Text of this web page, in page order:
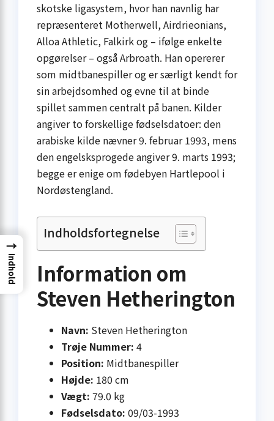
skotske ligasystem, hvor han navnlig har
repræsenteret Motherwell, Airdrieonians,
Alloa Athletic, Falkirk og – ifølge enkelte
opgørelser – også Arbroath. Han opererer
som midtbanespiller og er særligt kendt for
sin arbejdsomhed og evne til at binde
spillet sammen centralt på banen. Kilder
angiver to forskellige fødselsdatoer: den
arabiske kilde nævner 9. februar 1993, mens
den engelsksprogede angiver 9. marts 1993;
begge er enige om fødebyen Hartlepool i
Nordøstengland.
Indholdsfortegnelse
Information om
Steven Hetherington
Navn: Steven Hetherington
Trøje Nummer: 4
Position: Midtbanespiller
Højde: 180 cm
Vægt: 79.0 kg
Fødselsdato: 09/03-1993
→
Indhold